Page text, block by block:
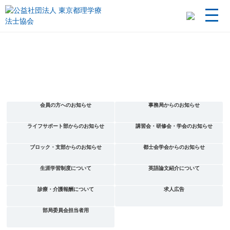
会員の方へのお知らせ 事務局からのお知らせ
ライフサポート部からのお知らせ 講習会・研修会・学会のお知らせ
ブロック・支部からのお知らせ 都士会学会からのお知らせ
生涯学習制度について 英語論文紹介について
診療・介護報酬について 求人広告
部局委員会担当者用